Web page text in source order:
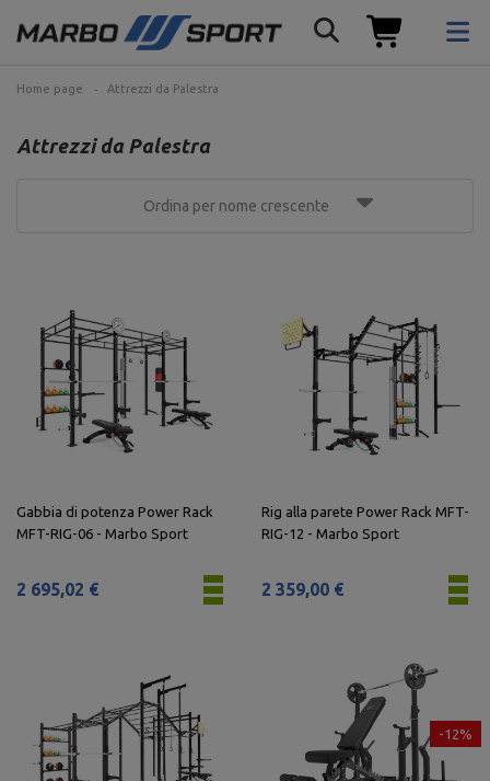
Home page Attrezzi da Palestra
Attrezzi da Palestra
Ordina per nome crescente
Gabbia di potenza Power Rack
MFT-RIG-06 - Marbo Sport
2 695,02 €
Rig alla parete Power Rack MFT-
RIG-12 - Marbo Sport
2 359,00 €
-12%